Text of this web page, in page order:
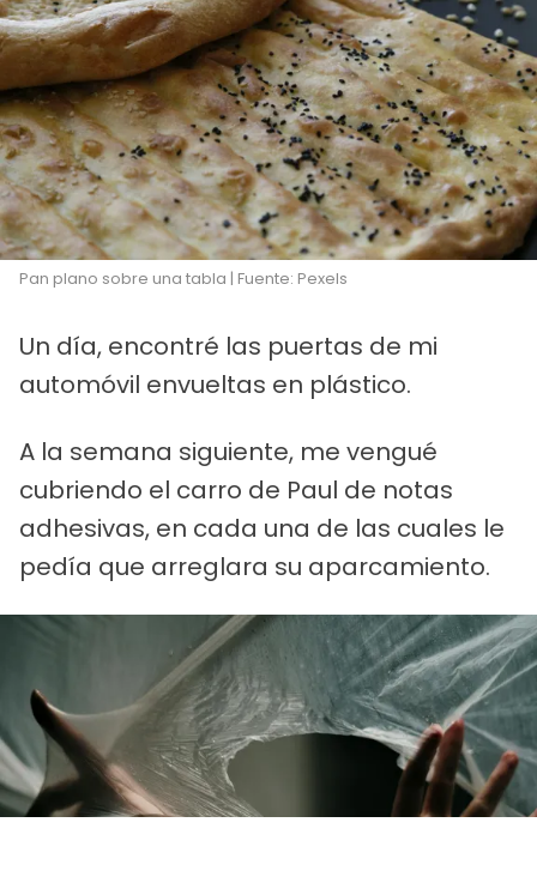
Pan plano sobre una tabla | Fuente: Pexels
Un día, encontré las puertas de mi
automóvil envueltas en plástico.
A la semana siguiente, me vengué
cubriendo el carro de Paul de notas
adhesivas, en cada una de las cuales le
pedía que arreglara su aparcamiento.